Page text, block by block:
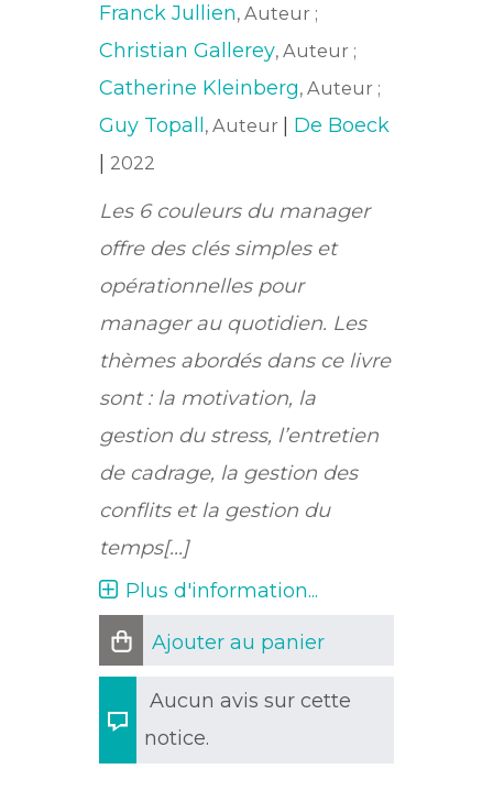
Franck Jullien, Auteur ;
Christian Gallerey, Auteur ;
Catherine Kleinberg, Auteur ;
Guy Topall , Auteur
De Boeck
2022
Les 6 couleurs du manager
offre des clés simples et
opérationnelles pour
manager au quotidien. Les
thèmes abordés dans ce livre
sont : la motivation, la
gestion du stress, l’entretien
de cadrage, la gestion des
conflits et la gestion du
temps[...]
Plus d'information...
Ajouter au panier
Aucun avis sur cette
notice.